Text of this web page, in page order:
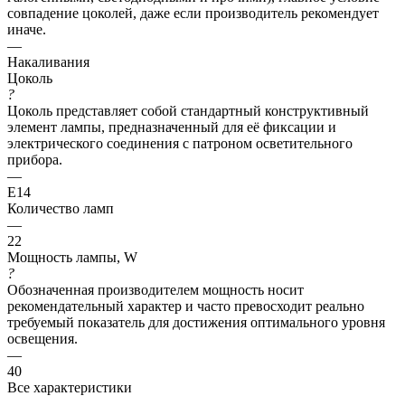
совпадение цоколей, даже если производитель рекомендует
иначе.
—
Накаливания
Цоколь
?
Цоколь представляет собой стандартный конструктивный
элемент лампы, предназначенный для её фиксации и
электрического соединения с патроном осветительного
прибора.
—
E14
Количество ламп
—
22
Мощность лампы, W
?
Обозначенная производителем мощность носит
рекомендательный характер и часто превосходит реально
требуемый показатель для достижения оптимального уровня
освещения.
—
40
Все характеристики